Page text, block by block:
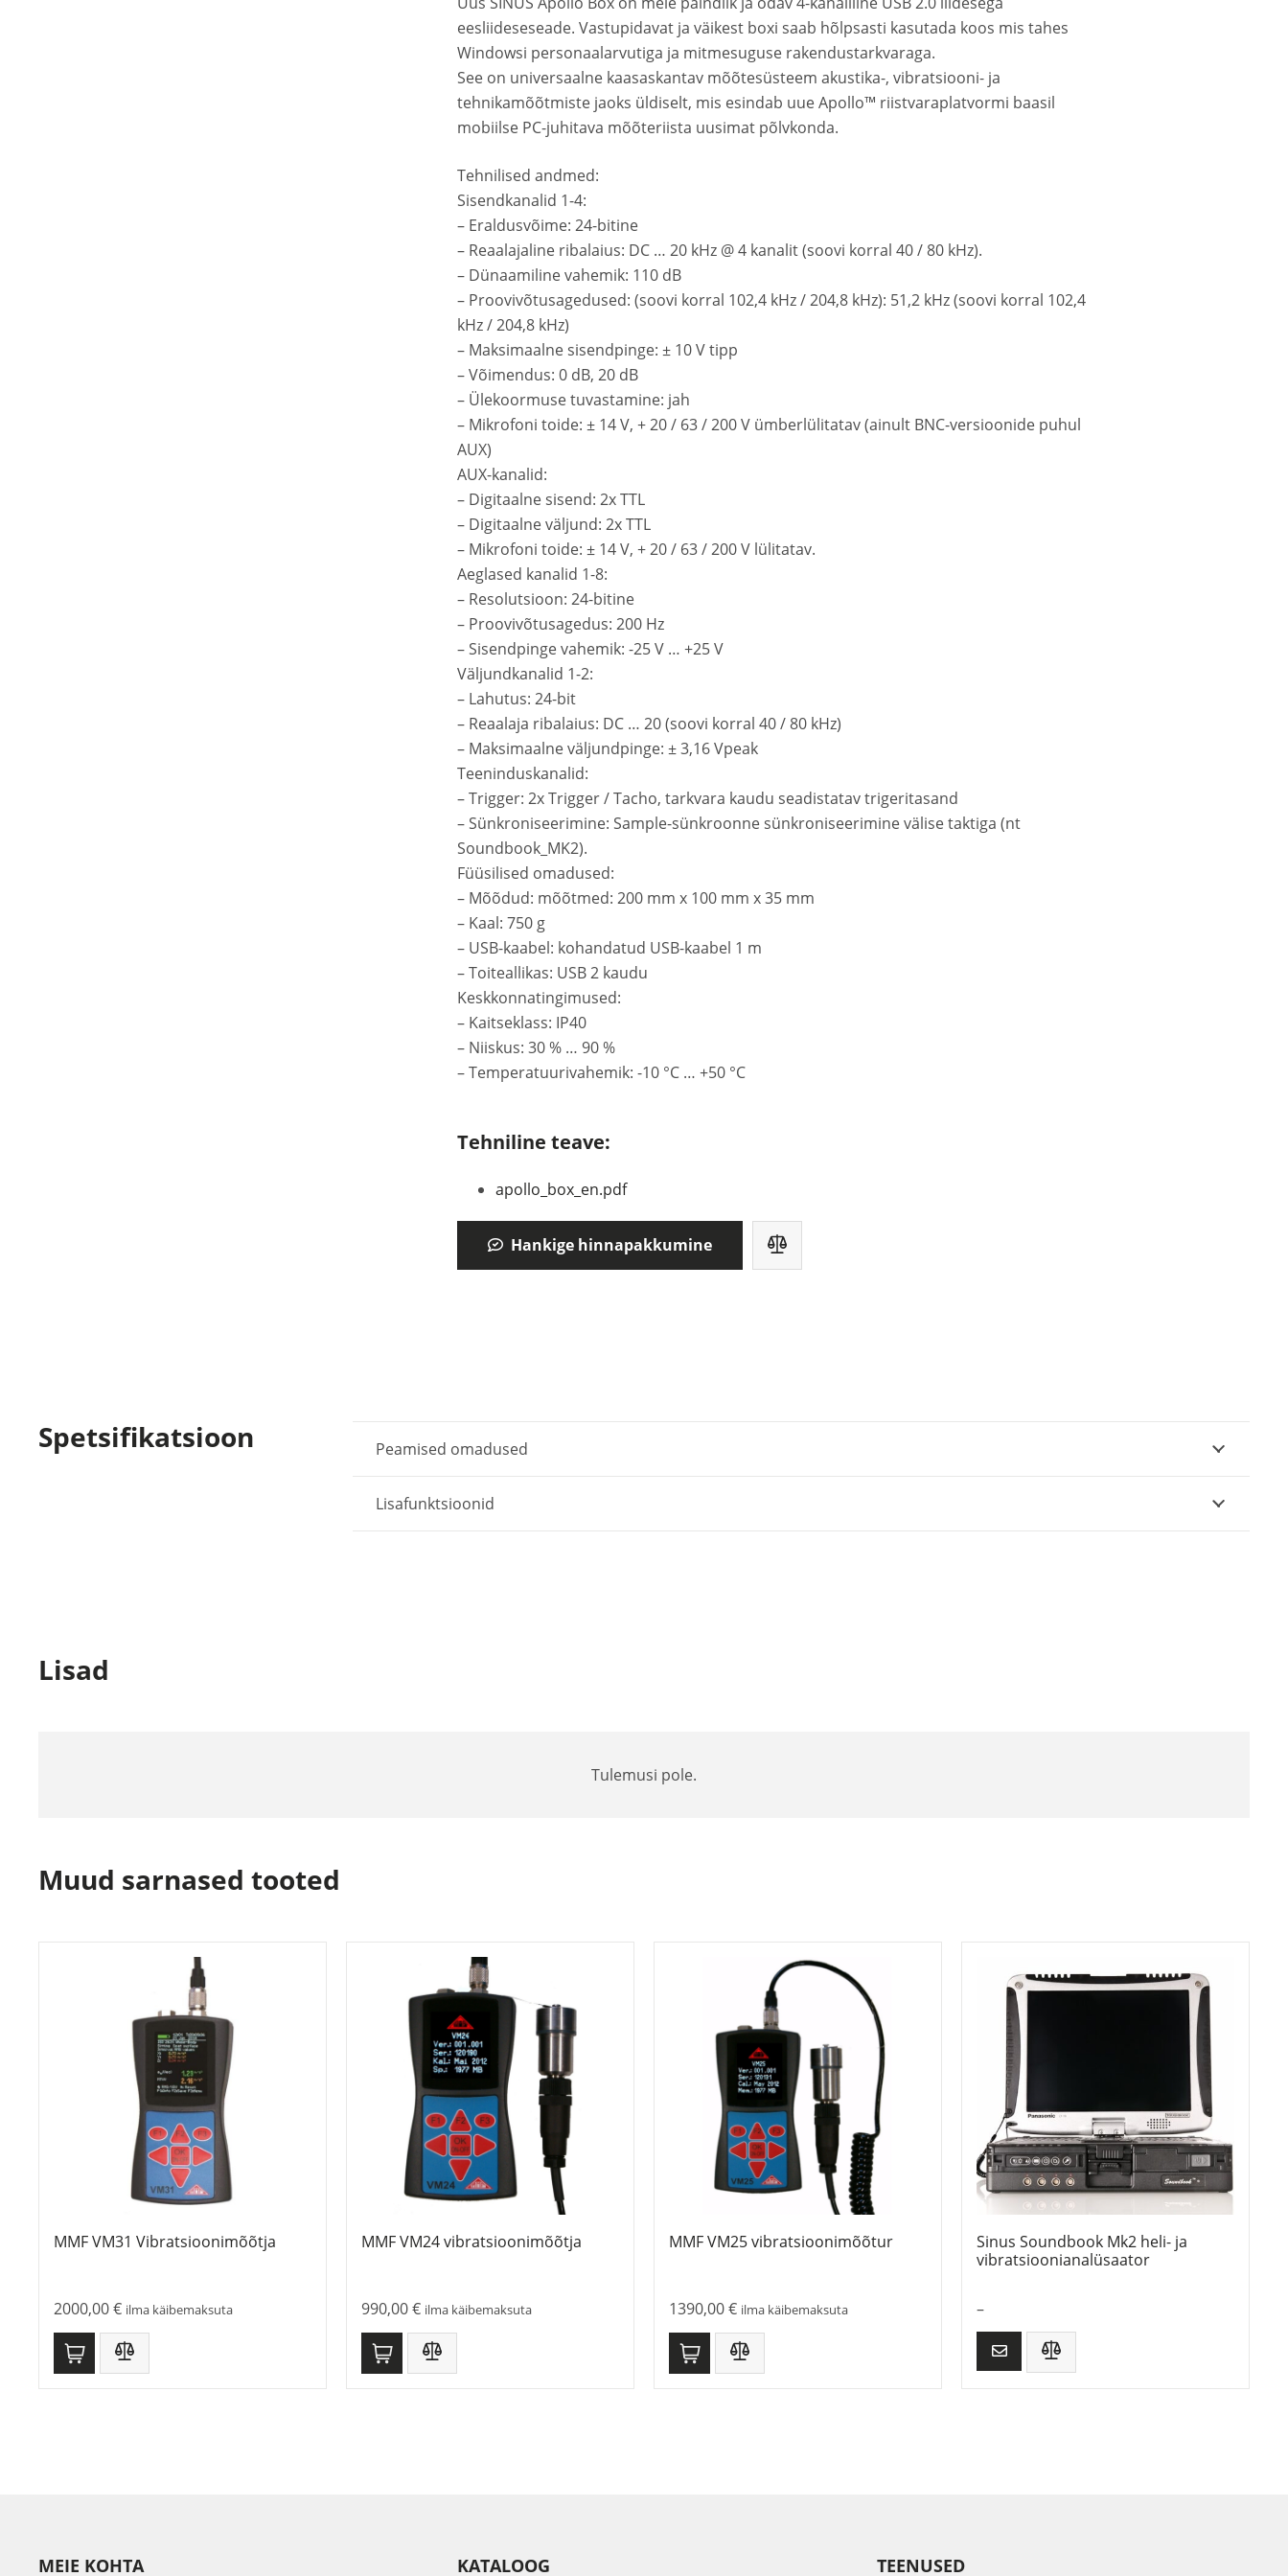
eesliideseseade. Vastupidavat ja väikest boxi saab hõlpsasti kasutada koos mis tahes
Windowsi personaalarvutiga ja mitmesuguse rakendustarkvaraga.
See on universaalne kaasaskantav mõõtesüsteem akustika-, vibratsiooni- ja
tehnikamõõtmiste jaoks üldiselt, mis esindab uue Apollo™ riistvaraplatvormi baasil
mobiilse PC-juhitava mõõteriista uusimat põlvkonda.
Tehnilised andmed:
Sisendkanalid 1-4:
– Eraldusvõime: 24-bitine
– Reaalajaline ribalaius: DC … 20 kHz @ 4 kanalit (soovi korral 40 / 80 kHz).
– Dünaamiline vahemik: 110 dB
– Proovivõtusagedused: (soovi korral 102,4 kHz / 204,8 kHz): 51,2 kHz (soovi korral 102,4
kHz / 204,8 kHz)
– Maksimaalne sisendpinge: ± 10 V tipp
– Võimendus: 0 dB, 20 dB
– Ülekoormuse tuvastamine: jah
– Mikrofoni toide: ± 14 V, + 20 / 63 / 200 V ümberlülitatav (ainult BNC-versioonide puhul
AUX)
AUX-kanalid:
– Digitaalne sisend: 2x TTL
– Digitaalne väljund: 2x TTL
– Mikrofoni toide: ± 14 V, + 20 / 63 / 200 V lülitatav.
Aeglased kanalid 1-8:
– Resolutsioon: 24-bitine
– Proovivõtusagedus: 200 Hz
– Sisendpinge vahemik: -25 V … +25 V
Väljundkanalid 1-2:
– Lahutus: 24-bit
– Reaalaja ribalaius: DC … 20 (soovi korral 40 / 80 kHz)
– Maksimaalne väljundpinge: ± 3,16 Vpeak
Teeninduskanalid:
– Trigger: 2x Trigger / Tacho, tarkvara kaudu seadistatav trigeritasand
– Sünkroniseerimine: Sample-sünkroonne sünkroniseerimine välise taktiga (nt
Soundbook_MK2).
Füüsilised omadused:
– Mõõdud: mõõtmed: 200 mm x 100 mm x 35 mm
– Kaal: 750 g
– USB-kaabel: kohandatud USB-kaabel 1 m
– Toiteallikas: USB 2 kaudu
Keskkonnatingimused:
– Kaitseklass: IP40
– Niiskus: 30 % … 90 %
– Temperatuurivahemik: -10 °C … +50 °C
Tehniline teave:
apollo_box_en.pdf
Hankige hinnapakkumine
Spetsifikatsioon Peamised omadused
Lisafunktsioonid
Lisad
Tulemusi pole.
Muud sarnased tooted
MMF VM31 Vibratsioonimõõtja
2000,00€ ilma käibemaksuta
MMF VM24 vibratsioonimõõtja
990,00€ ilma käibemaksuta
MMF VM25 vibratsioonimõõtur
1390,00€ ilma käibemaksuta
Sinus Soundbook Mk2 heli- ja
vibratsioonianalüsaator
–
MEIE KOHTA KATALOOG TEENUSED